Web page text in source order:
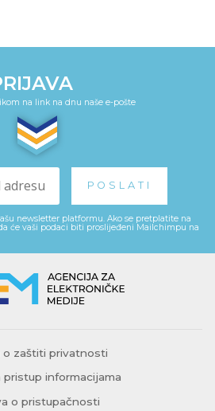
na link na dnu naše e-pošte
newsletter platformu. Ako se pretplatite na
će vaši podaci biti proslijeđeni Mailchimpu na
o zaštiti privatnosti
pristup informacijama
o pristupačnosti